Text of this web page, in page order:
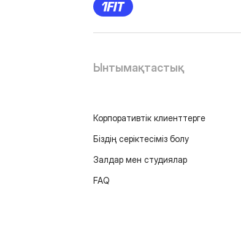
Ынтымақтастық
Корпоративтік клиенттерге
Біздің серіктесіміз болу
Залдар мен студиялар
FAQ